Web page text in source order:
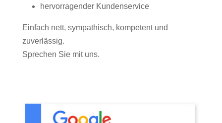
hervorragender Kundenservice
Einfach nett, sympathisch, kompetent und
zuverlässig.
Sprechen Sie mit uns.